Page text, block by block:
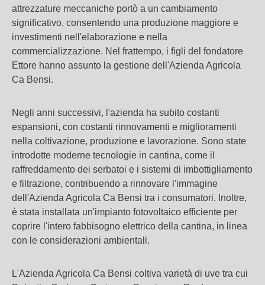
attrezzature meccaniche portò a un cambiamento
significativo, consentendo una produzione maggiore e
investimenti nell'elaborazione e nella
commercializzazione. Nel frattempo, i figli del fondatore
Ettore hanno assunto la gestione dell'Azienda Agricola
Ca Bensi.
Negli anni successivi, l'azienda ha subito costanti
espansioni, con costanti rinnovamenti e miglioramenti
nella coltivazione, produzione e lavorazione. Sono state
introdotte moderne tecnologie in cantina, come il
raffreddamento dei serbatoi e i sistemi di imbottigliamento
e filtrazione, contribuendo a rinnovare l'immagine
dell'Azienda Agricola Ca Bensi tra i consumatori. Inoltre,
è stata installata un'impianto fotovoltaico efficiente per
coprire l'intero fabbisogno elettrico della cantina, in linea
con le considerazioni ambientali.
L'Azienda Agricola Ca Bensi coltiva varietà di uve tra cui